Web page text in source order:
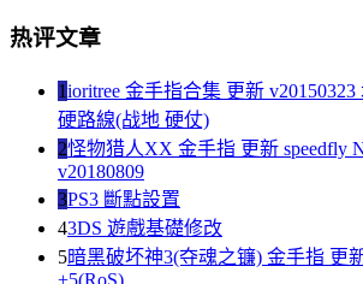
热评文章
1ioritree 金手指合集 更新
硬路線(战地 硬仗)
2怪物猎人XX 金手指 更新 speedfly
v20180809
3PS3 斷點設置
43DS 遊戲基礎修改
5暗黑破坏神3(夺魂之镰) 金手指 更
+5(RoS)